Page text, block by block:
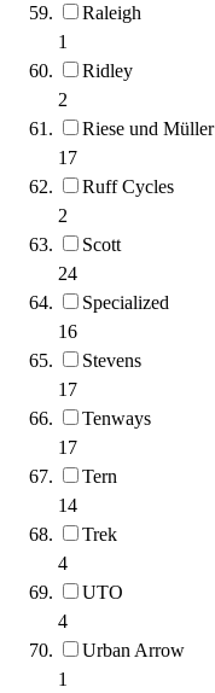
Raleigh
1
Ridley
2
Riese und Müller
17
Ruff Cycles
2
Scott
24
Specialized
16
Stevens
17
Tenways
17
Tern
14
Trek
4
UTO
4
Urban Arrow
1